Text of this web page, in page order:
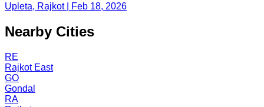
Upleta, Rajkot | Feb 18, 2026
Nearby Cities
RE
Rajkot East
GO
Gondal
RA